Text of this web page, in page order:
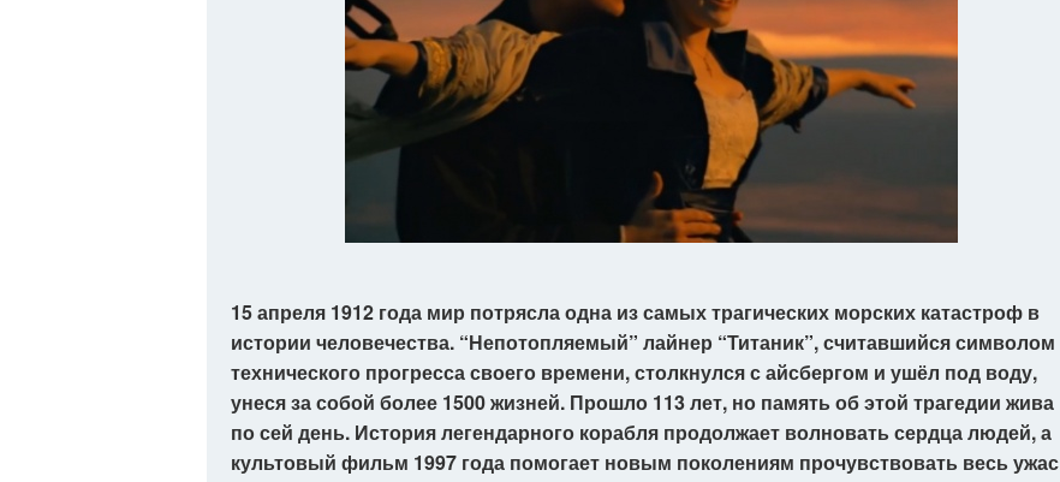
15 апреля 1912 года мир потрясла одна из самых трагических морских катастроф в
истории человечества. “Непотопляемый” лайнер “Титаник”, считавшийся символом
технического прогресса своего времени, столкнулся с айсбергом и ушёл под воду,
унеся за собой более 1500 жизней. Прошло 113 лет, но память об этой трагедии жива
по сей день. История легендарного корабля продолжает волновать сердца людей, а
культовый фильм 1997 года помогает новым поколениям прочувствовать весь ужас